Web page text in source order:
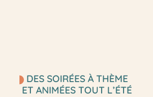
DES SOIRÉES À THÈME
ET ANIMÉES TOUT L’ÉTÉ